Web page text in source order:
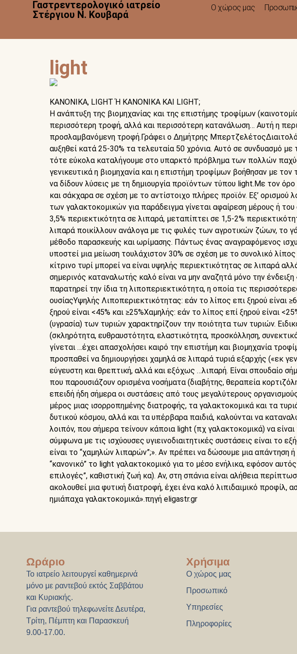
Γαστρεντερολογικό ιατρείο
Στέργιου Ν. Κουβαρά
Ο χώρος μας
light
KΑΝΟΝΙΚΑ, LIGHT Ή ΚΑΝΟΝΙΚΑ ΚΑΙ LIGHT;
Η ανάπτυξη της βιομηχανίας και της επιστήμης τροφίμων
περισσότερη τροφή, αλλά και περισσότερη κατανάλωση… Αυτή η
προσλαμβανόμενη τροφή.Γράφει ο Δημήτρης
αυξηθεί κατά 25-30% τα τελευταία 50 χρόνια. Αυτό σε συνδυασμό
τότε εύκολα καταλήγουμε στο υπαρκτό πρόβλημα των πολλών
γενικευτικά η βιομηχανία και η επιστήμη τροφίμων βοήθησαν με
να δίδουν λύσεις με τη δημιουργία προϊόντων τύπου light.Με τον
και σάκχαρα σε σχέση με το αντίστοιχο πλήρες προϊόν. Εξ’ ορισμού
των γαλακτοκομικών για παράδειγμα γίνεται αφαίρεση μέρους ή
3,5% περιεκτικότητα σε λιπαρά, μεταπίπτει σε 1,5-2%
λιπαρά ποικίλλουν ανάλογα με τις φυλές των αγροτικών ζώων, το
μέθοδο παρασκευής και ωρίμασης. Πάντως ένας αναγραφόμενος
υποστεί μια μείωση τουλάχιστον 30% σε σχέση με το συνολικό
κίτρινο τυρί μπορεί να είναι υψηλής περιεκτικότητας σε λιπαρά
σημερινός καταναλωτής καλό είναι να μην αναζητά μόνο την
παρατηρεί την ίδια τη λιποπεριεκτικότητα, η οποία τις
ουσίαςΥψηλής Λιποπεριεκτικότητας: εάν το λίπος επι ξηρού είναι
ξηρού είναι <45% και ≥25%Χαμηλής: εάν το λίπος επί ξηρού είναι
(υγρασία) των τυριών χαρακτηρίζουν την ποιότητα των τυριών.
(σκληρότητα, ευθραυστότητα, ελαστικότητα, προσκόλληση,
γίνεται …έχει απασχολήσει καιρό την επιστήμη και βιομηχανία
προσπαθεί να δημιουργήσει χαμηλά σε λιπαρά τυριά εξαρχής («εκ
εύγευστη και θρεπτική, αλλά και εξόχως …λιπαρή. Είναι σπουδαίο
που παρουσιάζουν ορισμένα νοσήματα (διαβήτης, θεραπεία
επειδή ήδη σήμερα οι συστάσεις από τους μεγαλύτερους
μέρος μιας ισορροπημένης διατροφής, τα γαλακτοκομικά και τα
δυτικού κόσμου, αλλά και τα υπέρβαρα παιδιά, καλούνται να
λοιπόν, που σήμερα τείνουν κάποια light (πχ γαλακτοκομικά) να
σύμφωνα με τις ισχύουσες υγιεινοδιαιτητικές συστάσεις είναι το
είναι το “χαμηλών λιπαρών”;». Αν πρέπει να δώσουμε μια απάντηση
“κανονικό” το light γαλακτοκομικό για το μέσο ενήλικα, εφόσον
επιλογές”, καθιστική ζωή κα). Αν, στη σπάνια είναι αλήθεια
ακολουθεί μια φυτική διατροφή, έχει ένα καλό λιπιδαιμικό προφίλ,
ημιάπαχα γαλακτοκομικά».πηγή eligastr.gr
Ωράριο
Το ιατρείο λειτουργεί καθημερινά
μόνο με ραντεβού εκτός Σαββάτου
και Κυριακής.
Για ραντεβού τηλεφωνείτε Δευτέρα,
Τρίτη, Πέμπτη και Παρασκευή
9.00-17.00.
Χρήσιμα
Ο χώρος μας
Προσωπικό
Υπηρεσίες
Πληροφορίες